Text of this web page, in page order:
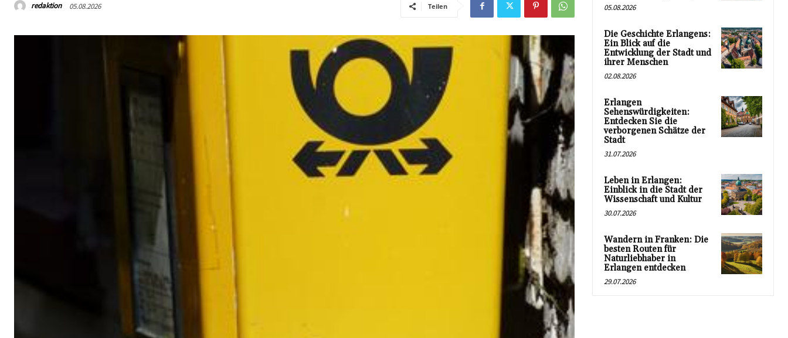
redaktion 05.08.2026 Teilen 05.08.2026
Die Geschichte Erlangens:
Ein Blick auf die
Entwicklung der Stadt und
ihrer Menschen
02.08.2026
Erlangen
Sehenswürdigkeiten:
Entdecken Sie die
verborgenen Schätze der
Stadt
31.07.2026
Leben in Erlangen:
Einblick in die Stadt der
Wissenschaft und Kultur
30.07.2026
Wandern in Franken: Die
besten Routen für
Naturliebhaber in
Erlangen entdecken
29.07.2026